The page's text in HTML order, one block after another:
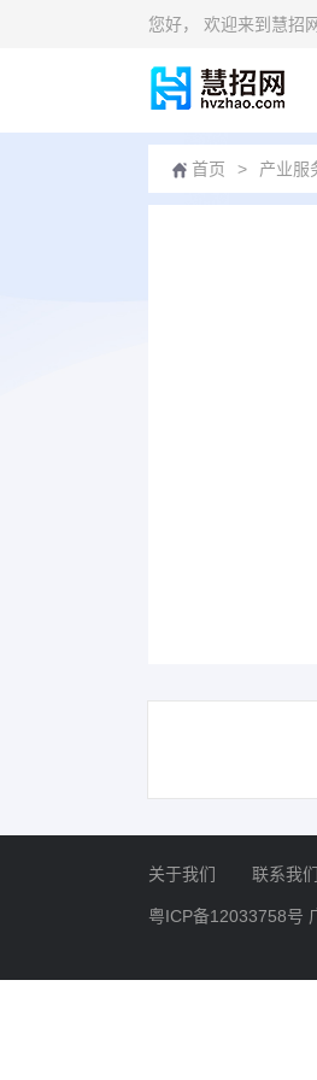
您好， 欢迎来到慧招
首页 > 产业服
关于我们 联系我们
粤ICP备12033758号